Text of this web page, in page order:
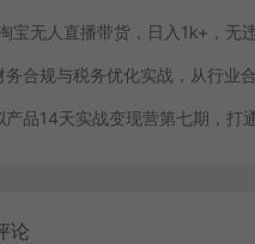
论